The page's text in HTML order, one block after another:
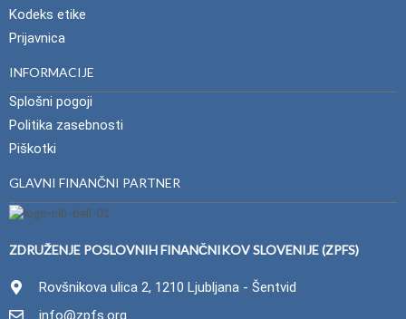
Kodeks etike
Prijavnica
INFORMACIJE
Splošni pogoji
Politika zasebnosti
Piškotki
GLAVNI FINANČNI PARTNER
ZDRUŽENJE POSLOVNIH FINANČNIKOV SLOVENIJE (ZPFS)
Rovšnikova ulica 2, 1210 Ljubljana - Šentvid
info@zpfs.org